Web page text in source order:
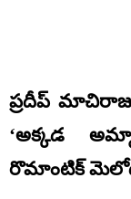
ప్రదీప్
‘అక్కడ
రొమాంటిక్